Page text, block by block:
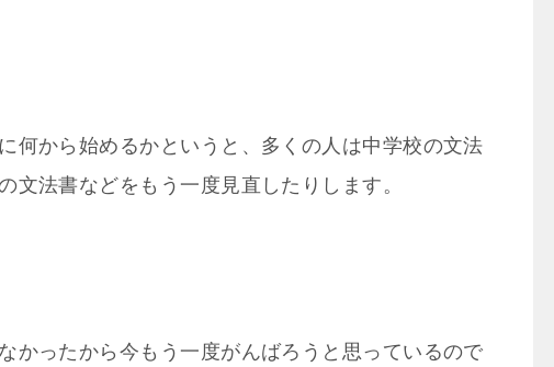
何から始めるかというと、多くの人は中学校の文法
法書などをもう一度見直したりします。
かったから今もう一度がんばろうと思っているので